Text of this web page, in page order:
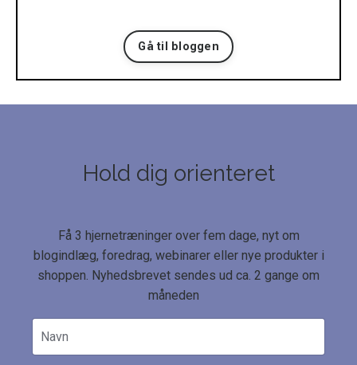
Gå til bloggen
Hold dig orienteret
Få 3 hjernetræninger over fem dage, nyt om
blogindlæg, foredrag, webinarer eller nye produkter i
shoppen. Nyhedsbrevet sendes ud ca. 2 gange om
måneden